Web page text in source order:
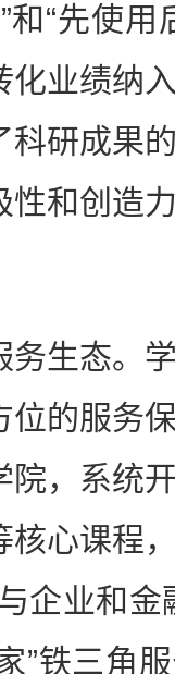
和“先使
化业绩纳
科研成果
性和创造
生态。学
位的服务
院，系统
心课程
企业和金
”铁三角